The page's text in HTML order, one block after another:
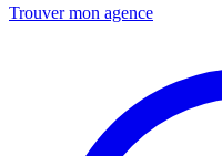
Trouver mon agence